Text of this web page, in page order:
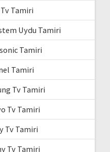
Tamiri
Uydu Tamiri
Tamiri
Tamiri
Tv Tamiri
Tv Tamiri
Tv Tamiri
Tv Tamiri